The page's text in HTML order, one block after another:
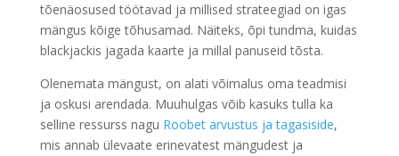
tõenäosused töötavad ja millised strateegiad on igas
mängus kõige tõhusamad. Näiteks, õpi tundma, kuidas
blackjackis jagada kaarte ja millal panuseid tõsta.
Olenemata mängust, on alati võimalus oma teadmisi
ja oskusi arendada. Muuhulgas võib kasuks tulla ka
selline ressurss nagu Roobet arvustus ja tagasiside,
mis annab ülevaate erinevatest mängudest ja